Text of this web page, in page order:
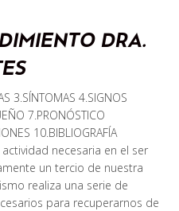
DRA.
3.SÍNTOMAS 4.SIGNOS
7.PRONÓSTICO
10.BIBLIOGRAFÍA
actividad necesaria en el ser
un tercio de nuestra
realiza una serie de
para recuperarnos de